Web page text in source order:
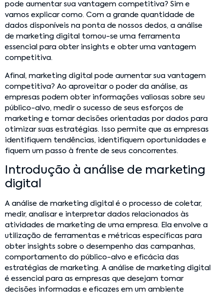
pode aumentar sua vantagem competitiva? Sim e
vamos explicar como. Com a grande quantidade de
dados disponíveis na ponta de nossos dedos, a análise
de marketing digital tornou-se uma ferramenta
essencial para obter insights e obter uma vantagem
competitiva.
Afinal, marketing digital pode aumentar sua vantagem
competitiva? Ao aproveitar o poder da análise, as
empresas podem obter informações valiosas sobre seu
público-alvo, medir o sucesso de seus esforços de
marketing e tomar decisões orientadas por dados para
otimizar suas estratégias. Isso permite que as empresas
identifiquem tendências, identifiquem oportunidades e
fiquem um passo à frente de seus concorrentes.
Introdução à análise de marketing
digital
A análise de marketing digital é o processo de coletar,
medir, analisar e interpretar dados relacionados às
atividades de marketing de uma empresa. Ela envolve a
utilização de ferramentas e métricas específicas para
obter insights sobre o desempenho das campanhas,
comportamento do público-alvo e eficácia das
estratégias de marketing. A análise de marketing digital
é essencial para as empresas que desejam tomar
decisões informadas e eficazes em um ambiente